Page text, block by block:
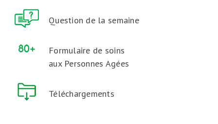
Question de la semaine
Formulaire de soins
aux Personnes Agées
Téléchargements